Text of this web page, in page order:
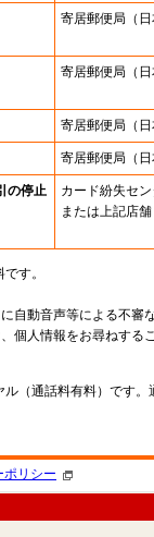
寄居郵便局 （
寄居郵便局 （
寄居郵便局 （
寄居郵便局 （
の停止
カード紛失セ
または上記店舗
す。
自動音声等による不審
個人情報をお尋ねする
（通話料有料）です
ポリシー